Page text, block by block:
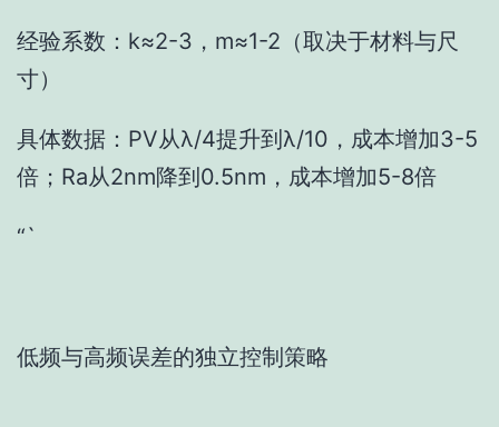
经验系数：k≈2-3，m≈1-2（取决于材料与尺
寸）
具体数据：PV从λ/4提升到λ/10，成本增加3-5
倍；Ra从2nm降到0.5nm，成本增加5-8倍
“`
低频与高频误差的独立控制策略